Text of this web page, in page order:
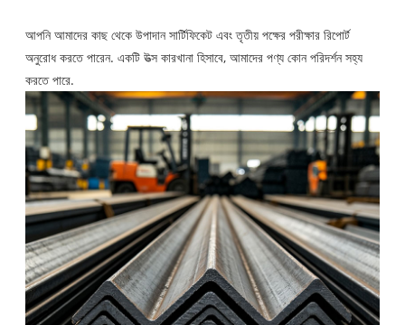
আপনি আমাদের কাছ থেকে উপাদান সার্টিফিকেট এবং তৃতীয় পক্ষের পরীক্ষার রিপোর্ট
অনুরোধ করতে পারেন. একটি উত্স কারখানা হিসাবে, আমাদের পণ্য কোন পরিদর্শন সহ্য
করতে পারে.